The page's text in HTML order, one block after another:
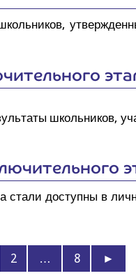
школь­ни­ков,
ста­ли доступ­ны в
2 … 8 ►